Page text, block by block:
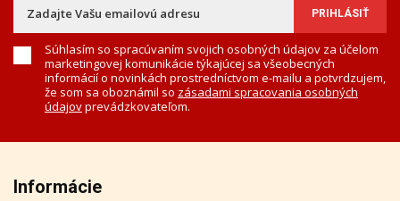
Súhlasím so spracúvaním svojich osobných údajov za účelom
marketingovej komunikácie týkajúcej sa všeobecných
informácií o novinkách prostredníctvom e-mailu a potvrdzujem,
že som sa oboznámil so zásadami spracovania osobných
údajovprevádzkovateľom.
Informácie